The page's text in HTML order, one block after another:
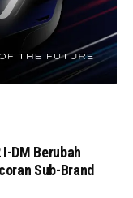
DM Berubah
Sub-Brand